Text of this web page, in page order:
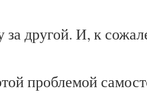
за другой. И, к
проблемой